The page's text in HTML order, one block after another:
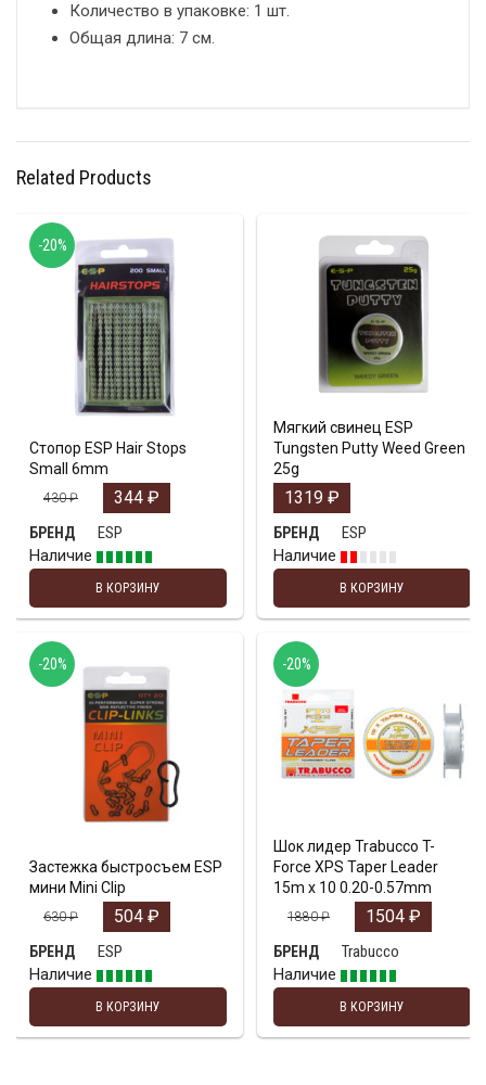
Количество в упаковке: 1 шт.
Общая длина: 7 см.
Related Products
Стопор ESP Hair Stops
Small 6mm
430₽ 344 ₽
БРЕНД
ESP
Наличие
В КОРЗИНУ
-20%
Мягкий свинец ESP
Tungsten Putty Weed Green
25g
1319 ₽
БРЕНД
ESP
Наличие
В КОРЗИНУ
Застежка быстросъем ESP
мини Mini Clip
630₽ 504 ₽
БРЕНД
ESP
Наличие
В КОРЗИНУ
-20%
Шок лидер Trabucco T-
Force XPS Taper Leader
15m x 10 0.20-0.57mm
1880₽ 1504 ₽
БРЕНД
Trabucco
Наличие
В КОРЗИНУ
-20%